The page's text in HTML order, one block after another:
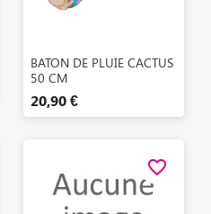
 Aperçu rapide
BATON DE PLUIE CACTUS
50 CM
20,90 €
favorite_border